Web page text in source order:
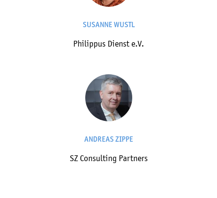
SUSANNE WUSTL
Philippus Dienst e.V.
ANDREAS ZIPPE
SZ Consulting Partners